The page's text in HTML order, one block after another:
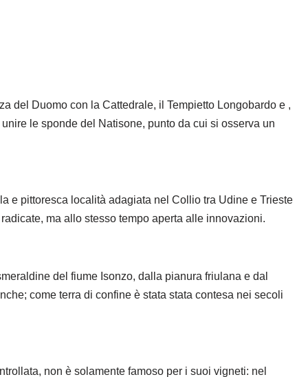
del Duomo con la Cattedrale, il Tempietto Longobardo e ,
le sponde del Natisone, punto da cui si osserva un
e pittoresca località adagiata nel Collio tra Udine e Trieste
ma allo stesso tempo aperta alle innovazioni.
del fiume Isonzo, dalla pianura friulana e dal
come terra di confine è stata stata contesa nei secoli
non è solamente famoso per i suoi vigneti: nel